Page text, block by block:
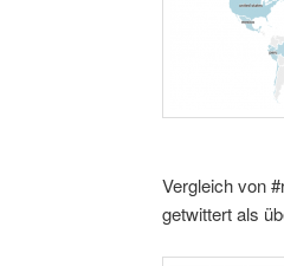
Vergleich von
getwittert als